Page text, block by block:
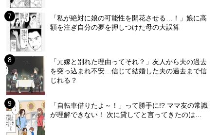
「私が絶対に娘の可能性を開花させる…！」娘に高
額を注ぎ自分の夢を押しつけた母の大誤算
「元嫁と別れた理由ってそれ？」友人から夫の過去
を突っ込まれ不安…信じて結婚した夫の過去まで信
じれる？
「自転車借りたよ～！」って勝手に!? ママ友の常識
が理解できない！ 次に貸してと言ってきたのは…